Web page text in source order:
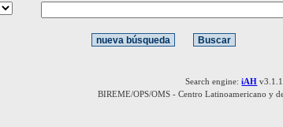
Search engine:iAH
BIREME/OPS/OMS - Centro Latinoamericano y